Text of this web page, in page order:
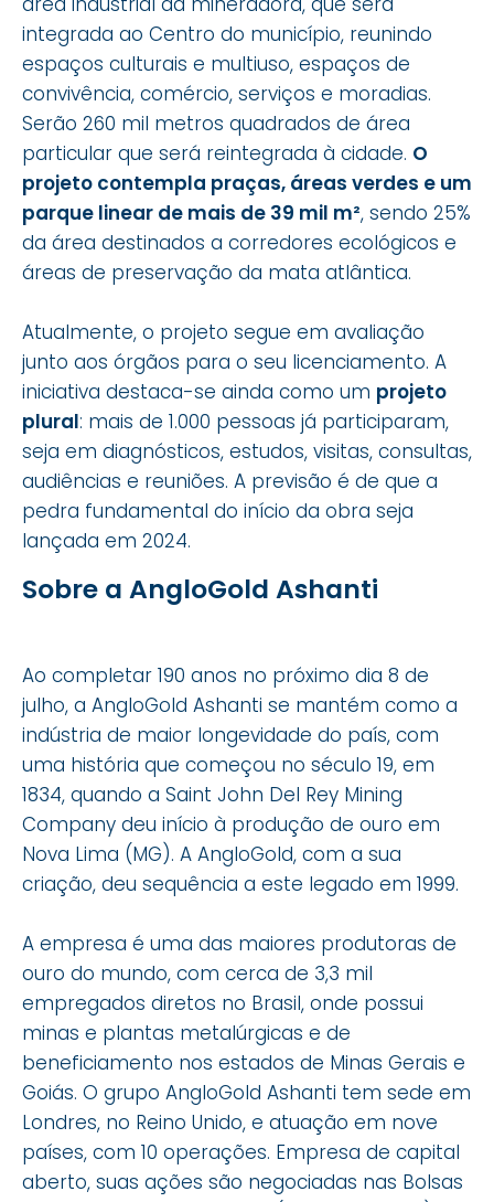
integrada ao Centro do município, reunindo
espaços culturais e multiuso, espaços de
convivência, comércio, serviços e moradias.
Serão 260 mil metros quadrados de área
particular que será reintegrada à cidade. O
projeto contempla praças, áreas verdes e um
parque linear de mais de 39 mil m², sendo 25%
da área destinados a corredores ecológicos e
áreas de preservação da mata atlântica.
Atualmente, o projeto segue em avaliação
junto aos órgãos para o seu licenciamento. A
iniciativa destaca-se ainda como um projeto
plural: mais de 1.000 pessoas já participaram,
seja em diagnósticos, estudos, visitas, consultas,
audiências e reuniões. A previsão é de que a
pedra fundamental do início da obra seja
lançada em 2024.
Sobre a AngloGold Ashanti
Ao completar 190 anos no próximo dia 8 de
julho, a AngloGold Ashanti se mantém como a
indústria de maior longevidade do país, com
uma história que começou no século 19, em
1834, quando a Saint John Del Rey Mining
Company deu início à produção de ouro em
Nova Lima (MG). A AngloGold, com a sua
criação, deu sequência a este legado em 1999.
A empresa é uma das maiores produtoras de
ouro do mundo, com cerca de 3,3 mil
empregados diretos no Brasil, onde possui
minas e plantas metalúrgicas e de
beneficiamento nos estados de Minas Gerais e
Goiás. O grupo AngloGold Ashanti tem sede em
Londres, no Reino Unido, e atuação em nove
países, com 10 operações. Empresa de capital
aberto, suas ações são negociadas nas Bolsas